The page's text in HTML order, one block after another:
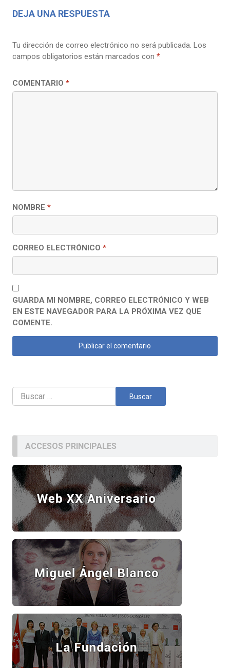
DEJA UNA RESPUESTA
Tu dirección de correo electrónico no será publicada. Los
campos obligatorios están marcados con *
COMENTARIO *
NOMBRE *
CORREO ELECTRÓNICO *
GUARDA MI NOMBRE, CORREO ELECTRÓNICO Y WEB
EN ESTE NAVEGADOR PARA LA PRÓXIMA VEZ QUE
COMENTE.
Buscar:
ACCESOS PRINCIPALES